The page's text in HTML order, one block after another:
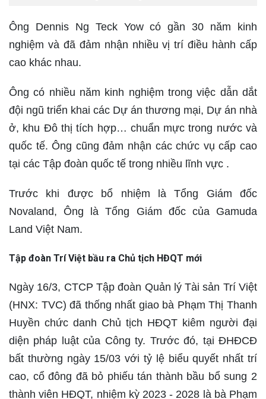
Ông Dennis Ng Teck Yow có gần 30 năm kinh
nghiệm và đã đảm nhận nhiều vị trí điều hành cấp
cao khác nhau.
Ông có nhiều năm kinh nghiệm trong việc dẫn dắt
đội ngũ triển khai các Dự án thương mại, Dự án nhà
ở, khu Đô thị tích hợp… chuẩn mực trong nước và
quốc tế. Ông cũng đảm nhận các chức vụ cấp cao
tại các Tập đoàn quốc tế trong nhiều lĩnh vực .
Trước khi được bổ nhiệm là Tổng Giám đốc
Novaland, Ông là Tổng Giám đốc của Gamuda
Land Việt Nam.
Tập đoàn Trí Việt bầu ra Chủ tịch HĐQT mới
Ngày 16/3, CTCP Tập đoàn Quản lý Tài sản Trí Việt
(HNX: TVC) đã thống nhất giao bà Phạm Thị Thanh
Huyền chức danh Chủ tịch HĐQT kiêm người đại
diện pháp luật của Công ty. Trước đó, tại ĐHĐCĐ
bất thường ngày 15/03 với tỷ lệ biểu quyết nhất trí
cao, cổ đông đã bỏ phiếu tán thành bầu bổ sung 2
thành viên HĐQT, nhiệm kỳ 2023 - 2028 là bà Phạm